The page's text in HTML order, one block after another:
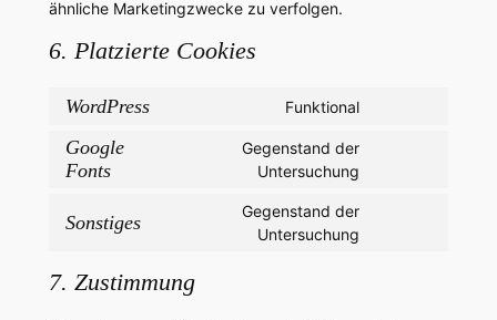
ähnliche Marketingzwecke zu verfolgen.
6. Platzierte Cookies
WordPress Funktional
Google
Fonts
Gegenstand der
Untersuchung
Sonstiges
Gegenstand der
Untersuchung
7. Zustimmung